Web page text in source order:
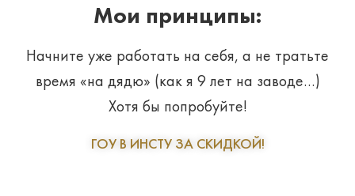
Мои принципы:
Начните уже работать на себя, а не тратьте
время «на дядю» (как я 9 лет на заводе…)
Хотя бы попробуйте!
ГОУ В ИНСТУ ЗА СКИДКОЙ!